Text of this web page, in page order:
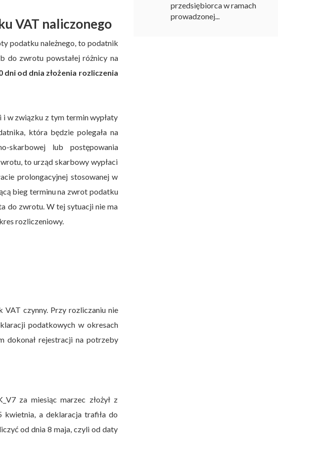
VAT naliczonego
podatku należnego, to podatnik
do zwrotu powstałej różnicy na
dni od dnia złożenia rozliczenia
w związku z tym termin wypłaty
która będzie polegała na
skarbowej lub postępowania
to urząd skarbowy wypłaci
prolongacyjnej stosowanej w
bieg terminu na zwrot podatku
do zwrotu. W tej sytuacji nie ma
rozliczeniowy.
czynny. Przy rozliczaniu nie
podatkowych w okresach
dokonał rejestracji na potrzeby
za miesiąc marzec złożył z
kwietnia, a deklaracja trafiła do
od dnia 8 maja, czyli od daty
przedsiębiorca w ramach
prowadzonej...